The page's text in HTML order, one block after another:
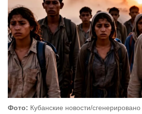
Фото: Кубанские новости/